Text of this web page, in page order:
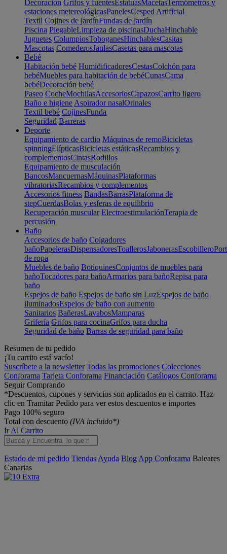
Decoración Grifos y fuentesEstatuasMacetasTermómetros y
estaciones metereológicasPanelesCesped Artificial
Textil Cojines de jardínFundas de jardín
Piscina PlegableLimpieza de piscinasDuchaHinchable
Juguetes ColumpiosToboganesHinchablesCasitas
Mascotas ComederosJaulasCasetas para mascotas
Bebé
Habitación bebé HumidificadoresCestasColchón para
bebéMuebles para habitación de bebéCunasCama
bebéDecoración bebé
Paseo CocheMochilasAccesoriosCapazosCarrito ligero
Baño e higiene Aspirador nasalOrinales
Textil bebé CojinesFunda
Seguridad Barreras
Deporte
Equipamiento de cardio Máquinas de remoBicicletas
spinningElípticasBicicletas estáticasRecambios y
complementosCintasRodillos
Equipamiento de musculación
BancosMancuernasMáquinasPlataformas
vibratoriasRecambios y complementos
Accesorios fitness BandasBarrasPlataforma de
stepCuerdasBolas y esferas de equilibrio
Recuperación muscular ElectroestimulaciónTerapia de
percusión
Baño
Accesorios de baño Colgadores
bañoPapelerasDispensadoresToallerosJabonerasEscobillero
de ropa
Muebles de baño BotiquinesConjuntos de muebles para
bañoTocadores para bañoArmarios para bañoRepisa para
baño
Espejos de baño Espejos de baño sin LuzEspejos de baño
iluminadosEspejos de baño con aumento
Sanitarios BañerasLavabosMamparas
Grifería Grifos para cocinaGrifos para ducha
Seguridad de baño Barras de seguridad para baño
Resumen de tu pedido
¡Tu carrito está vacío!
Suscríbete a la newsletter Todas las promociones Colecciones
Conforama Tarjeta Conforama Financiación Catálogos Conforama
Seguir Comprando
*Descuentos, cupones y servicios son aplicados en el carrito. Haz
clic en Tramitar Pedido para ver estos descuentos e importes
Pago 100% seguro
Total con descuento (IVA incluido*)
Ir Al Carrito
Estado de mi pedido Tiendas Ayuda Blog App Conforama Baleares
Canarias